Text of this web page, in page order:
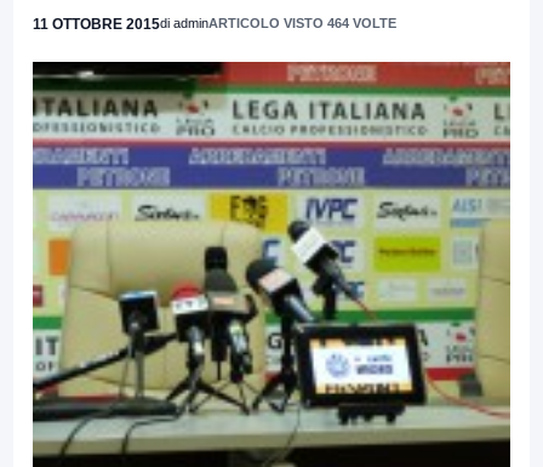
11 OTTOBRE 2015di adminARTICOLO VISTO 464 VOLTE